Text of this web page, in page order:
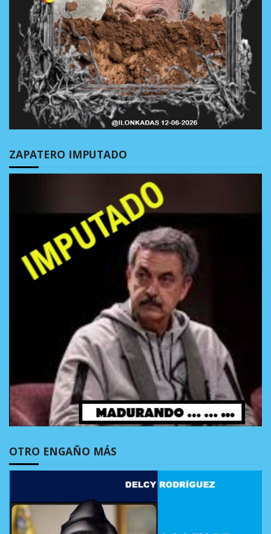
ZAPATERO IMPUTADO
OTRO ENGAÑO MÁS